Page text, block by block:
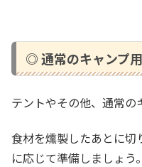
◎ 通常のキャンプ
テントやその他、通常の
食材を燻製したあとに
に応じて準備しましょう。